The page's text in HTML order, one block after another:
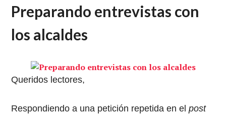
Preparando entrevistas con
los alcaldes
Queridos lectores,
Respondiendo a una petición repetida en elpost